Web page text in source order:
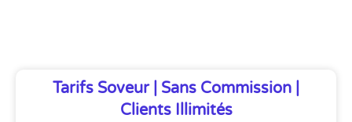
Tarifs Soveur | Sans Commission |
Clients Illimités